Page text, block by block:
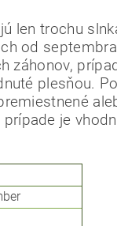
len trochu
od
záhonov,
plesňou.
je